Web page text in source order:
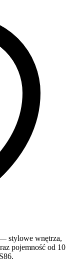
stylowe wnętrza,
pojemność od 10